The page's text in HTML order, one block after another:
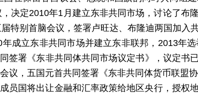
决定2010年1月建立东非共同市场，讨论了布
特别首脑会议，签署卢旺达、布隆迪两国加入
成立东非共同市场并建立东非联邦，2013年
签署《东非共同体共同市场议定书》，议定书
议，五国元首共同签署《东非共同体货币联盟
员国将出让金融和汇率政策给地区央行，授权